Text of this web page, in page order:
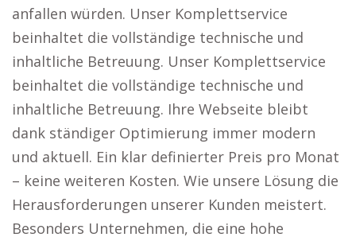
anfallen würden. Unser Komplettservice
beinhaltet die vollständige technische und
inhaltliche Betreuung. Unser Komplettservice
beinhaltet die vollständige technische und
inhaltliche Betreuung. Ihre Webseite bleibt
dank ständiger Optimierung immer modern
und aktuell. Ein klar definierter Preis pro Monat
– keine weiteren Kosten. Wie unsere Lösung die
Herausforderungen unserer Kunden meistert.
Besonders Unternehmen, die eine hohe